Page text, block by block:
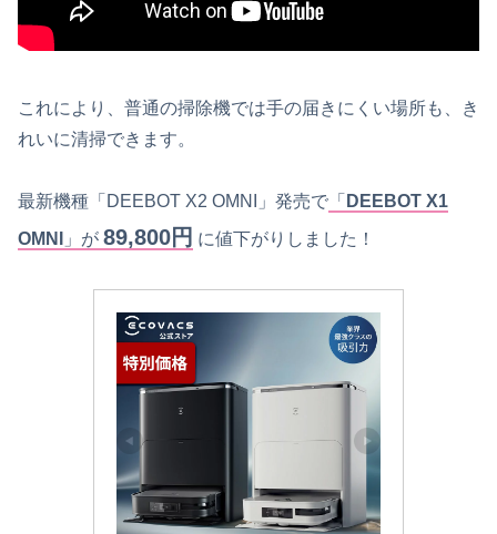
これにより、普通の掃除機では手の届きにくい場所も、き
れいに清掃できます。
最新機種「DEEBOT X2 OMNI」発売で 「 DEEBOT X1
OMNI
」が 89,800円 に値下がりしました！